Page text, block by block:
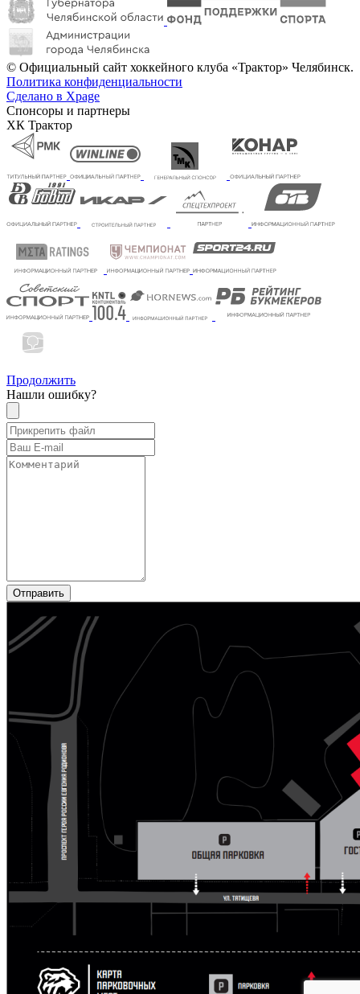
© Официальный сайт хоккейного клуба «Трактор» Челябинск.
Политика конфиденциальности
Сделано в Xpage
Спонсоры и партнеры
ХК Трактор
Продолжить
Нашли ошибку?